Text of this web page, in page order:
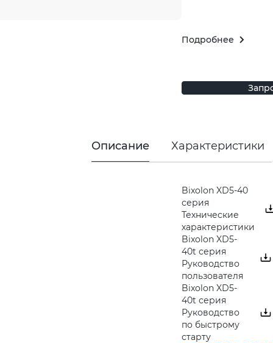
Подробнее
Описание Характеристики
Bixolon XD5-40
серия
Технические
характеристики
Bixolon XD5-
40t серия
Руководство
пользователя
Bixolon XD5-
40t серия
Руководство
по быстрому
старту